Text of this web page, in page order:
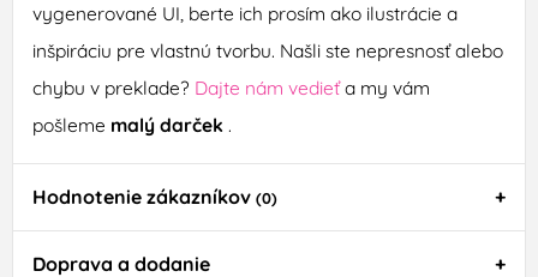
vygenerované UI, berte ich prosím ako ilustrácie a
inšpiráciu pre vlastnú tvorbu. Našli ste nepresnosť alebo
chybu v preklade? Dajte nám vedieťa my vám
pošleme malý darček .
Hodnotenie zákazníkov (0)
Doprava a dodanie